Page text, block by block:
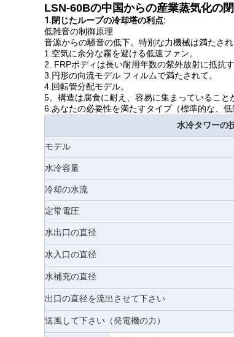
LSN-60Bの中国からの産業蒸気化の
1.閉じたループの冷却塔の利点:
低雑音の制御原理
音源からの騒音の低下。特別な力機械は満たさ
1.空気に余分な霧を避ける低速ファン。
2. FRPボディは長い耐用年数の紫外放射に抵抗
3.円形の向流モデル フィルムで満たされて。
4.回転管分配モデル。
5。構造は腐食に耐え、容易に集まっていること
6.あなたの必要性を満たすタイプ（標準的な、低
水冷タワーの
モデル
水冷容量
冷却の水流
定常電圧
水出口の直径
水入口の直径
水補充の直径
出口の直径を流出させて下さい
送風して下さい（発電機の力）